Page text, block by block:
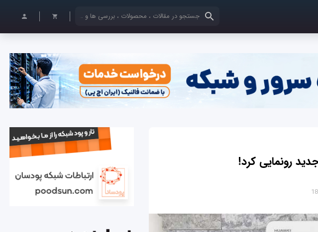
کلمات کلیدی خود را وارد کنید